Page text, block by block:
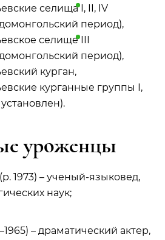
селищаI, II, IV
период),
селищеIII
период),
курган,
курганные группы I,
уроженцы
1973) – ученый-языковед,
наук;
– драматический актер,